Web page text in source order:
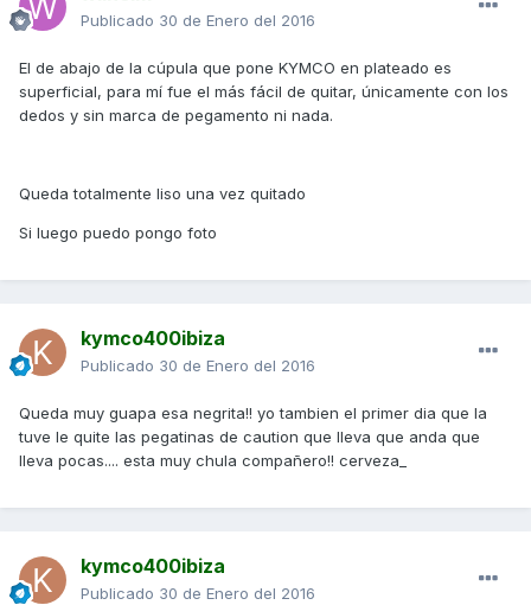
Publicado 30 de Enero del 2016
El de abajo de la cúpula que pone KYMCO en plateado es
superficial, para mí fue el más fácil de quitar, únicamente con los
dedos y sin marca de pegamento ni nada.
Queda totalmente liso una vez quitado
Si luego puedo pongo foto
kymco400ibiza
Publicado 30 de Enero del 2016
Queda muy guapa esa negrita!! yo tambien el primer dia que la
tuve le quite las pegatinas de caution que lleva que anda que
lleva pocas.... esta muy chula compañero!! cerveza_
kymco400ibiza
Publicado 30 de Enero del 2016